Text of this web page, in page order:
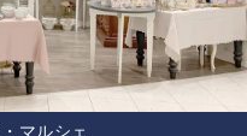
マルシェ